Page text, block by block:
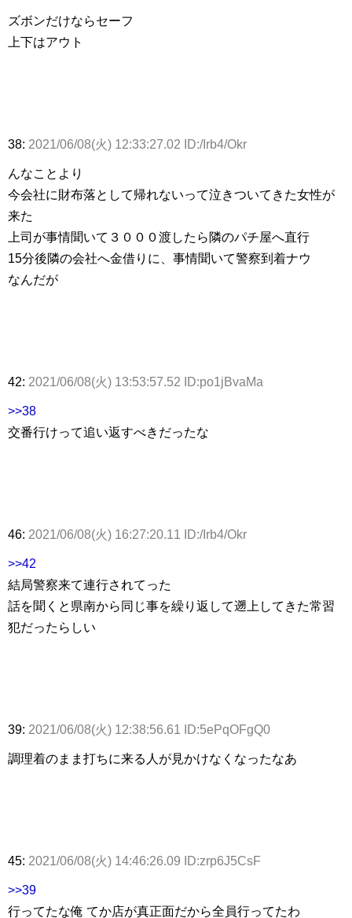
ズボンだけならセーフ
上下はアウト
38: 2021/06/08(火) 12:33:27.02 ID:/Irb4/Okr
んなことより
今会社に財布落として帰れないって泣きついてきた女性が
来た
上司が事情聞いて３０００渡したら隣のパチ屋へ直行
15分後隣の会社へ金借りに、事情聞いて警察到着ナウ
なんだが
42: 2021/06/08(火) 13:53:57.52 ID:po1jBvaMa
>>38
交番行けって追い返すべきだったな
46: 2021/06/08(火) 16:27:20.11 ID:/Irb4/Okr
>>42
結局警察来て連行されてった
話を聞くと県南から同じ事を繰り返して遡上してきた常習
犯だったらしい
39: 2021/06/08(火) 12:38:56.61 ID:5ePqOFgQ0
調理着のまま打ちに来る人が見かけなくなったなあ
45: 2021/06/08(火) 14:46:26.09 ID:zrp6J5CsF
>>39
行ってたな俺 てか店が真正面だから全員行ってたわ